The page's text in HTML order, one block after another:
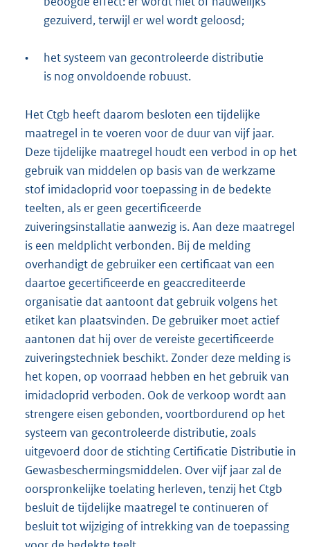
gezuiverd, terwijl er wel wordt geloosd;
•
het systeem van gecontroleerde distributie
is nog onvoldoende robuust.
Het Ctgb heeft daarom besloten een tijdelijke
maatregel in te voeren voor de duur van vijf jaar.
Deze tijdelijke maatregel houdt een verbod in op het
gebruik van middelen op basis van de werkzame
stof imidacloprid voor toepassing in de bedekte
teelten, als er geen gecertificeerde
zuiveringsinstallatie aanwezig is. Aan deze maatregel
is een meldplicht verbonden. Bij de melding
overhandigt de gebruiker een certificaat van een
daartoe gecertificeerde en geaccrediteerde
organisatie dat aantoont dat gebruik volgens het
etiket kan plaatsvinden. De gebruiker moet actief
aantonen dat hij over de vereiste gecertificeerde
zuiveringstechniek beschikt. Zonder deze melding is
het kopen, op voorraad hebben en het gebruik van
imidacloprid verboden. Ook de verkoop wordt aan
strengere eisen gebonden, voortbordurend op het
systeem van gecontroleerde distributie, zoals
uitgevoerd door de stichting Certificatie Distributie in
Gewasbeschermingsmiddelen. Over vijf jaar zal de
oorspronkelijke toelating herleven, tenzij het Ctgb
besluit de tijdelijke maatregel te continueren of
besluit tot wijziging of intrekking van de toepassing